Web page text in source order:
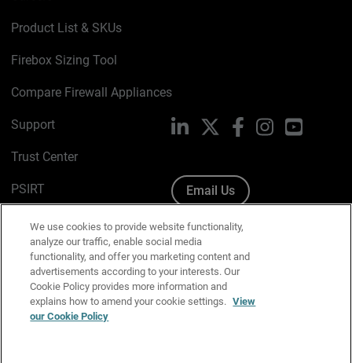
Product List & SKUs
Firebox Sizing Tool
Compare Firewall Appliances
Support
Trust Center
PSIRT
Cookie Policy
Privacy Policy
Media & Brand Kit
Manage Email Preferences
LinkedIn FacebookInstagramYouTube
Email Us
We use cookies to provide website functionality,
analyze our traffic, enable social media
functionality, and offer you marketing content and
advertisements according to your interests. Our
Cookie Policy provides more information and
explains how to amend your cookie settings. View
our Cookie Policy